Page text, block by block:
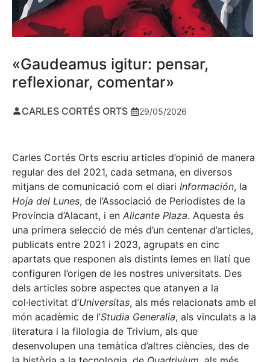
«Gaudeamus igitur: pensar,
reflexionar, comentar»
CARLES CORTÉS ORTS 29/05/2026
Carles Cortés Orts escriu articles d’opinió de manera
regular des del 2021, cada setmana, en diversos
mitjans de comunicació com el diari Información, la
Hoja del Lunes, de l’Associació de Periodistes de la
Província d’Alacant, i en Alicante Plaza. Aquesta és
una primera selecció de més d’un centenar d’articles,
publicats entre 2021 i 2023, agrupats en cinc
apartats que responen als distints lemes en llatí que
configuren l’origen de les nostres universitats. Des
dels articles sobre aspectes que atanyen a la
col·lectivitat d’Universitas, als més relacionats amb el
món acadèmic de l’Studia Generalia, als vinculats a la
literatura i la filologia de Trivium, als que
desenvolupen una temàtica d’altres ciències, des de